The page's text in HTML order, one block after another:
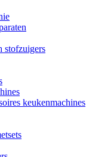
stofzuigers
keukenmachines